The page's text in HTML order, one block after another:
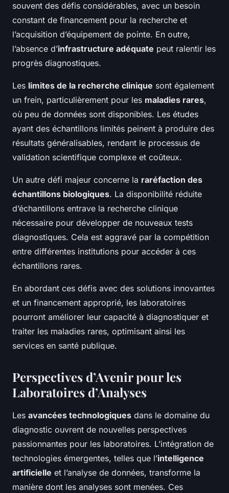
souvent des défis considérables, avec un besoin
constant de financement pour la recherche et
l’acquisition d’équipement de pointe. En outre,
l’absence d’infrastructure adéquate peut ralentir les
progrès diagnostiques.
Les limites de la recherche clinique sont également
un frein, particulièrement pour les maladies rares,
où peu de données sont disponibles. Les études
ayant des échantillons limités peinent à produire des
résultats généralisables, rendant le processus de
validation scientifique complexe et coûteux.
Un autre défi majeur concerne la raréfaction des
échantillons biologiques. La disponibilité réduite
d’échantillons entrave la recherche clinique
nécessaire pour développer de nouveaux tests
diagnostiques. Cela est aggravé par la compétition
entre différentes institutions pour accéder à ces
échantillons rares.
En abordant ces défis avec des solutions innovantes
et un financement approprié, les laboratoires
pourront améliorer leur capacité à diagnostiquer et
traiter les maladies rares, optimisant ainsi les
services en santé publique.
Perspectives d’Avenir pour les
Laboratoires d’Analyses
Les avancées technologiques dans le domaine du
diagnostic ouvrent de nouvelles perspectives
passionnantes pour les laboratoires. L’intégration de
technologies émergentes, telles que l’intelligence
artificielle et l’analyse de données, transforme la
manière dont les analyses sont menées. Ces